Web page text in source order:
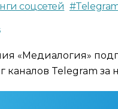
соцсетей
«Медиалогия»
каналов Telegram за